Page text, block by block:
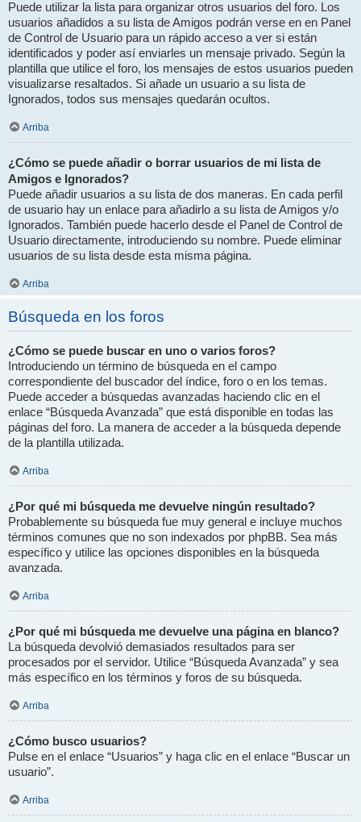
Puede utilizar la lista para organizar otros usuarios del foro. Los
usuarios añadidos a su lista de Amigos podrán verse en en Panel
de Control de Usuario para un rápido acceso a ver si están
identificados y poder así enviarles un mensaje privado. Según la
plantilla que utilice el foro, los mensajes de estos usuarios pueden
visualizarse resaltados. Si añade un usuario a su lista de
Ignorados, todos sus mensajes quedarán ocultos.
Arriba
¿Cómo se puede añadir o borrar usuarios de mi lista de
Amigos e Ignorados?
Puede añadir usuarios a su lista de dos maneras. En cada perfil
de usuario hay un enlace para añadirlo a su lista de Amigos y/o
Ignorados. También puede hacerlo desde el Panel de Control de
Usuario directamente, introduciendo su nombre. Puede eliminar
usuarios de su lista desde esta misma página.
Arriba
Búsqueda en los foros
¿Cómo se puede buscar en uno o varios foros?
Introduciendo un término de búsqueda en el campo
correspondiente del buscador del índice, foro o en los temas.
Puede acceder a búsquedas avanzadas haciendo clic en el
enlace “Búsqueda Avanzada” que está disponible en todas las
páginas del foro. La manera de acceder a la búsqueda depende
de la plantilla utilizada.
Arriba
¿Por qué mi búsqueda me devuelve ningún resultado?
Probablemente su búsqueda fue muy general e incluye muchos
términos comunes que no son indexados por phpBB. Sea más
específico y utilice las opciones disponibles en la búsqueda
avanzada.
Arriba
¿Por qué mi búsqueda me devuelve una página en blanco?
La búsqueda devolvió demasiados resultados para ser
procesados por el servidor. Utilice “Búsqueda Avanzada” y sea
más específico en los términos y foros de su búsqueda.
Arriba
¿Cómo busco usuarios?
Pulse en el enlace “Usuarios” y haga clic en el enlace “Buscar un
usuario”.
Arriba